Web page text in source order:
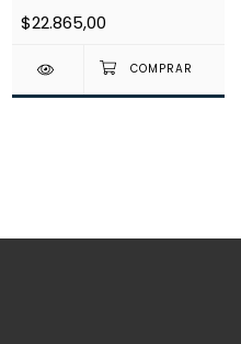
$22.865,00